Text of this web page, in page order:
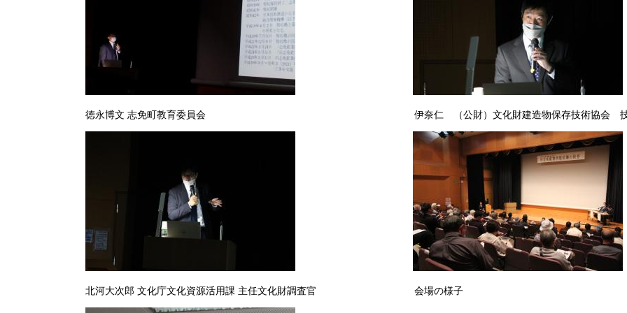
徳永博文 志免町教育委員会 伊奈仁 （公財）文化財建造物保
北河大次郎 文化庁文化資源活用課 主任文化財調査官 会場の様子